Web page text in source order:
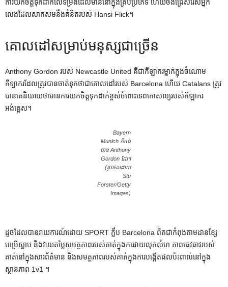
ការយកចិត្តទុកដាក់លើទម្រង់ដែលមាននៅក្នុងគ្រប់ប្រភេទ ហើយចង់ជ្រើសរើសអ្នក
លេងដែលសាកសមនឹងគំនិតរបស់ Hansi Flick។
គោលដៅសម្រាប់មនុស្សជាច្រើន
Anthony Gordon របស់ Newcastle United គឺជាកីឡាករម្នាក់ក្នុងចំណោម
កីឡាករដែលត្រូវបានចាត់ទុកថាជាគោលដៅរបស់ Barcelona ហើយ Catalans ត្រូវ
បានគេនិយាយថាមានការយកចិត្តទុកដាក់ខ្ពស់ចំពោះទេពកោសល្យរបស់កីឡាករ
អង់គ្លេស។
Bayern
Munich ក៏ចង់
បាន Anthony
Gordon ដែរ។
(រូបថតដោយ
Stu
Forster/Getty
Images)
ដូចដែលបានរាយការណ៍ដោយ SPORT ក្លឹប Barcelona ពិតជាកំពុងតាមដានខ្សែ
បម្រើស្លាប និងវាយតម្លៃសមត្ថភាពរបស់គាត់ក្នុងការវាយលុកលំហ ភាពឆេវឆាវរបស់
គាត់នៅក្នុងសារព័ត៌មាន និងសមត្ថភាពរបស់គាត់ក្នុងការបង្កើតផលប៉ះពាល់នៅក្នុង
ស្ថានភាព 1v1 ។